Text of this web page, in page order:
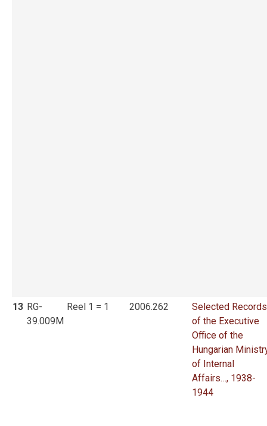
13 RG-
39.009M
Reel 1 = 1 2006.262
Selected Records
of the Executive
Office of the
Hungarian
of Internal
Affairs…, 1938-
1944